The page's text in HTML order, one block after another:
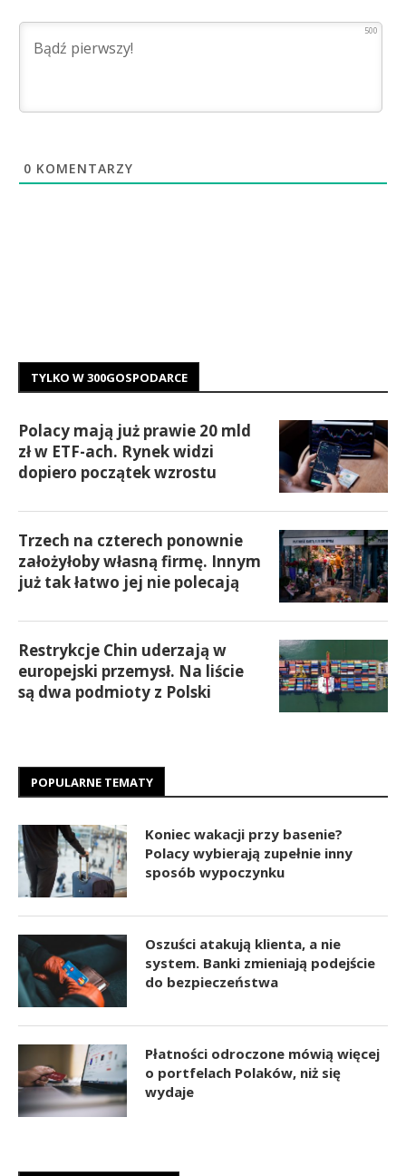
500
0 KOMENTARZY
TYLKO W 300GOSPODARCE
Polacy mają już prawie 20 mld
zł w ETF-ach. Rynek widzi
dopiero początek wzrostu
Trzech na czterech ponownie
założyłoby własną firmę. Innym
już tak łatwo jej nie polecają
Restrykcje Chin uderzają w
europejski przemysł. Na liście
są dwa podmioty z Polski
POPULARNE TEMATY
Koniec wakacji przy basenie?
Polacy wybierają zupełnie inny
sposób wypoczynku
Oszuści atakują klienta, a nie
system. Banki zmieniają podejście
do bezpieczeństwa
Płatności odroczone mówią więcej
o portfelach Polaków, niż się
wydaje